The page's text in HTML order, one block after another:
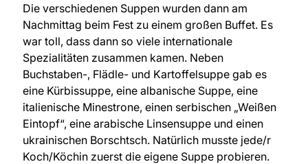
Die verschiedenen Suppen wurden dann am
Nachmittag beim Fest zu einem großen Buffet. Es
war toll, dass dann so viele internationale
Spezialitäten zusammen kamen. Neben
Buchstaben-, Flädle- und Kartoffelsuppe gab es
eine Kürbissuppe, eine albanische Suppe, eine
italienische Minestrone, einen serbischen „Weißen
Eintopf“, eine arabische Linsensuppe und einen
ukrainischen Borschtsch. Natürlich musste jede/r
Koch/Köchin zuerst die eigene Suppe probieren.